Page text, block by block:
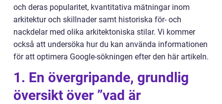
och deras popularitet, kvantitativa mätningar inom
arkitektur och skillnader samt historiska för- och
nackdelar med olika arkitektoniska stilar. Vi kommer
också att undersöka hur du kan använda informationen
för att optimera Google-sökningen efter den här artikeln.
1. En övergripande, grundlig
översikt över ”vad är